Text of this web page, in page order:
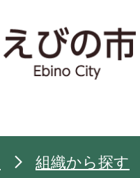
組織から探す